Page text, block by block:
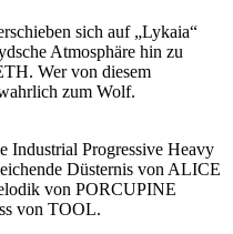
sich auf „Lykaia“
Atmosphäre hin zu
Wer von diesem
zum Wolf.
Industrial Progressive Heavy
Düsternis von ALICE
von PORCUPINE
von TOOL.